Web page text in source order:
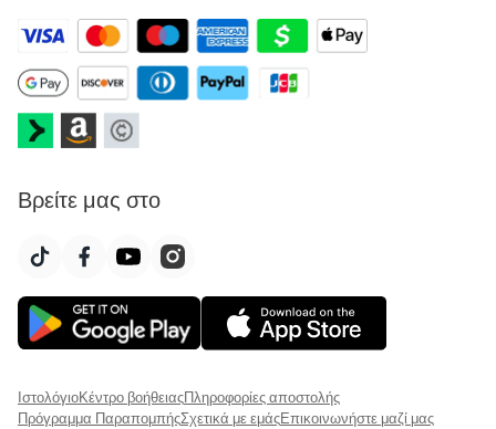
Βρείτε μας στο
ΙστολόγιοΚέντρο βοήθειαςΠληροφορίες αποστολής
Πρόγραμμα ΠαραπομπήςΣχετικά με εμάςΕπικοινωνήστε μαζί μας